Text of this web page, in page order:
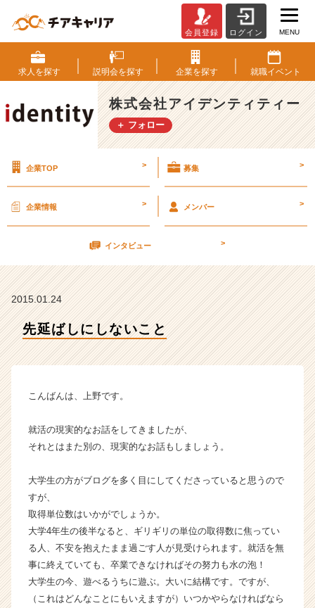
延
ば
し
に
し
な
【株
社
ア
テ
ー
タ
ラ
イ
|
ン
チ
ー・
成
長
企
会員登録 ログイン MENU
求人を探す 説明会を探す 企業を探す 就職イベント
株式会社アイデンティティー
＋ フォロー
企業TOP > 募集 >
企業情報 > メンバー >
インタビュー >
2015.01.24
先延ばしにしないこと
こんばんは、上野です。
就活の現実的なお話をしてきましたが、
それとはまた別の、現実的なお話もしましょう。
大学生の方がブログを多く目にしてくださっていると思うので
すが、
取得単位数はいかがでしょうか。
大学4年生の後半なると、ギリギリの単位の取得数に焦ってい
る人、不安を抱えたまま過ごす人が見受けられます。就活を無
事に終えていても、卒業できなければその努力も水の泡！
大学生の今、遊べるうちに遊ぶ。大いに結構です。ですが、
（これはどんなことにもいえますが）いつかやらなければなら